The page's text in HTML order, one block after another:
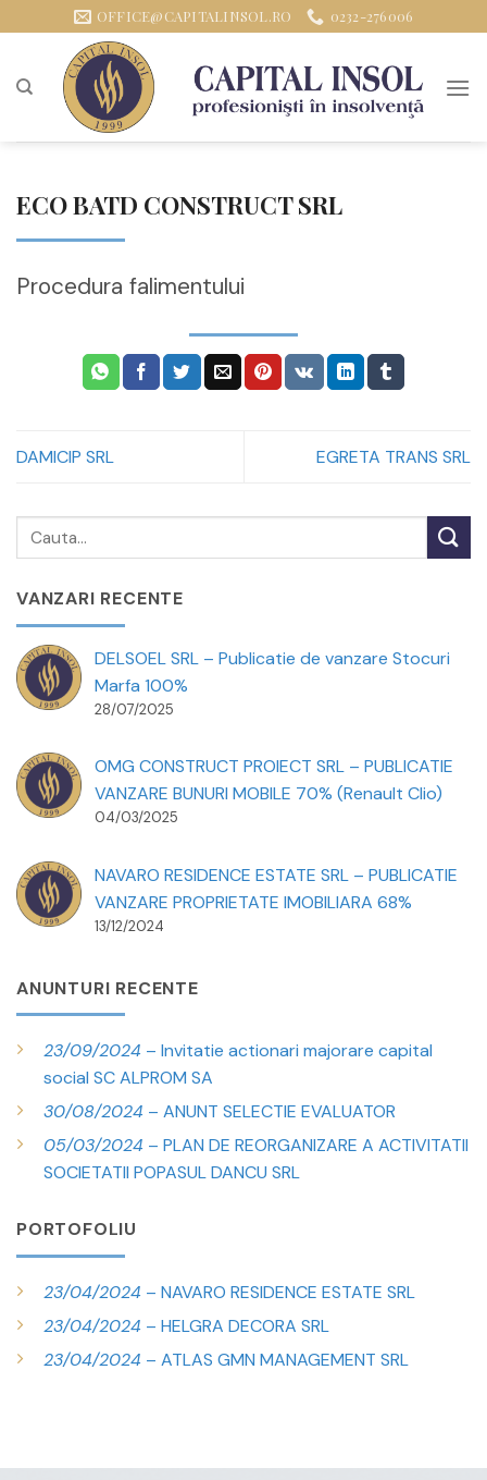
conținut
OFFICE@CAPITALINSOL.RO 0232-276006
ECO BATD CONSTRUCT SRL
Procedura falimentului
DAMICIP SRL EGRETA TRANS SRL
VANZARI RECENTE
DELSOEL SRL – Publicatie de vanzare Stocuri
Marfa 100%
28/07/2025
OMG CONSTRUCT PROIECT SRL – PUBLICATIE
VANZARE BUNURI MOBILE 70% (Renault Clio)
04/03/2025
NAVARO RESIDENCE ESTATE SRL – PUBLICATIE
VANZARE PROPRIETATE IMOBILIARA 68%
13/12/2024
ANUNTURI RECENTE
23/09/2024 – Invitatie actionari majorare capital
social SC ALPROM SA
30/08/2024 – ANUNT SELECTIE EVALUATOR
05/03/2024 – PLAN DE REORGANIZARE A ACTIVITATII
SOCIETATII POPASUL DANCU SRL
PORTOFOLIU
23/04/2024 – NAVARO RESIDENCE ESTATE SRL
23/04/2024 – HELGRA DECORA SRL
23/04/2024 – ATLAS GMN MANAGEMENT SRL